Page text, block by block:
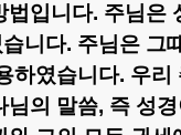
법입니다. 주님은
니다. 주님은 그
하였습니다. 우리
님의 말씀, 즉 성